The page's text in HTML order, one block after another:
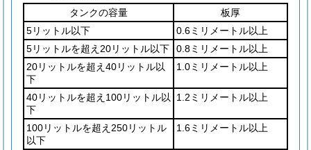
タンクの容量
板厚
5リットル以下
0.6ミリメートル以上
5リットルを超え20リットル以下
0.8ミリメートル以上
20リットルを超え40リットル以
下
1.0ミリメートル以上
40リットルを超え100リットル以
下
1.2ミリメートル以上
100リットルを超え250リットル
以下
1.6ミリメートル以上